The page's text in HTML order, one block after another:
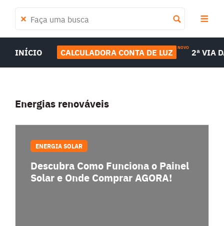
INÍCIO CALCULADORA CONTA DE LUZ NOVO 2ª VIA
Energias renováveis
ENERGIA SOLAR
Descubra Como Funciona o Painel
Solar e Onde Comprar AGORA!